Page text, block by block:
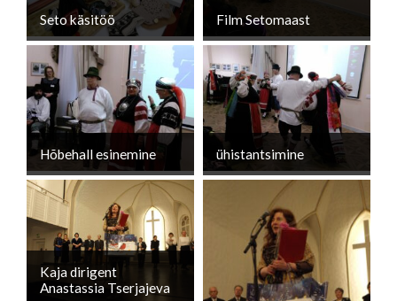
Seto käsitöö Film Setomaast
Hõbehall esinemine ühistantsimine
Kaja dirigent
Anastassia Tserjajeva